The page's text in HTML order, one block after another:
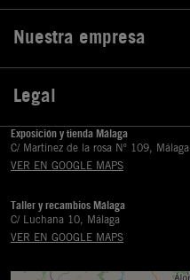
Nuestra empresa
Legal
Exposición y tienda Málaga
C/ Martinez de la rosa Nº 109, Málaga
VER EN GOOGLE MAPS
Taller y recambios Málaga
C/ Luchana 10, Málaga
VER EN GOOGLE MAPS